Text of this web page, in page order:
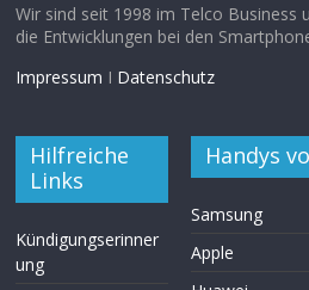
Wir sind seit 1998 im Telco Business
die Entwicklungen bei den
Impressum I Datenschutz
Hilfreiche
Links
Kündigungserinner
ung
Handys
Samsung
Apple